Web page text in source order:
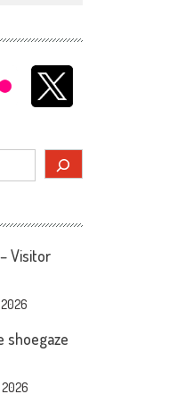
Visitor
shoegaze